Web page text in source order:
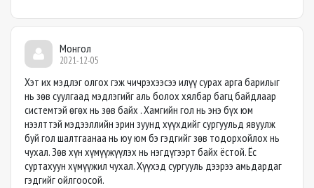
Монгол
2021-12-05
Хэт их мэдлэг олгох гэж чичрэхээсээ илүү сурах арга барилыг
нь зөв суулгаад мэдлэгийг аль болох хялбар багц байдлаар
системтэй өгөх нь зөв байх . Хамгийн гол нь энэ бүх юм
нээлттэй мэдээллийн эрин зуунд хүүхдийг сургуульд явуулж
буй гол шалтгаанаа нь юу юм бэ гэдгийг зөв тодорхойлох нь
чухал. Зөв хүн хүмүүжүүлэх нь нэгдүгээрт байх ёстой. Ёс
суртахуун хүмүүжил чухал. Хүүхэд сургууль дээрээ амьдардаг
гэдгийг ойлгоосой.